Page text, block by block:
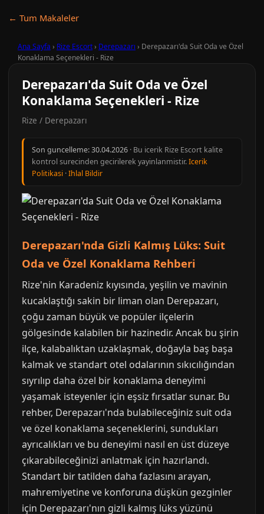
← Tum Makaleler
Ana Sayfa › Rize Escort› Derepazarı › Derepazarı'da Suit Oda ve Özel
Konaklama Seçenekleri - Rize
Derepazarı'da Suit Oda ve Özel
Konaklama Seçenekleri - Rize
Rize / Derepazarı
Son guncelleme:30.04.2026 · Bu icerik Rize Escort kalite
kontrol surecinden gecirilerek yayinlanmistir.Icerik
Politikasi ·Ihlal Bildir
Derepazarı'nda Gizli Kalmış Lüks: Suit
Oda ve Özel Konaklama Rehberi
Rize'nin Karadeniz kıyısında, yeşilin ve mavinin
kucaklaştığı sakin bir liman olan Derepazarı,
çoğu zaman büyük ve popüler ilçelerin
gölgesinde kalabilen bir hazinedir. Ancak bu şirin
ilçe, kalabalıktan uzaklaşmak, doğayla baş başa
kalmak ve standart otel odalarının sıkıcılığından
sıyrılıp daha özel bir konaklama deneyimi
yaşamak isteyenler için eşsiz fırsatlar sunar. Bu
rehber, Derepazarı'nda bulabileceğiniz suit oda
ve özel konaklama seçeneklerini, sundukları
ayrıcalıkları ve bu deneyimi nasıl en üst düzeye
çıkarabileceğinizi anlatmak için hazırlandı.
Standart bir tatilden daha fazlasını arayan,
mahremiyetine ve konforuna düşkün gezginler
için Derepazarı'nın gizli kalmış lüks yüzünü